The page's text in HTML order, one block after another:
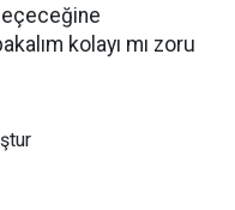
kolayı mı zoru